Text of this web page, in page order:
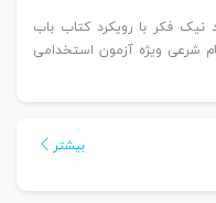
فکر با رویکرد کتاب باب
شرعی ویژه آزمون استخدامی
بیشتر